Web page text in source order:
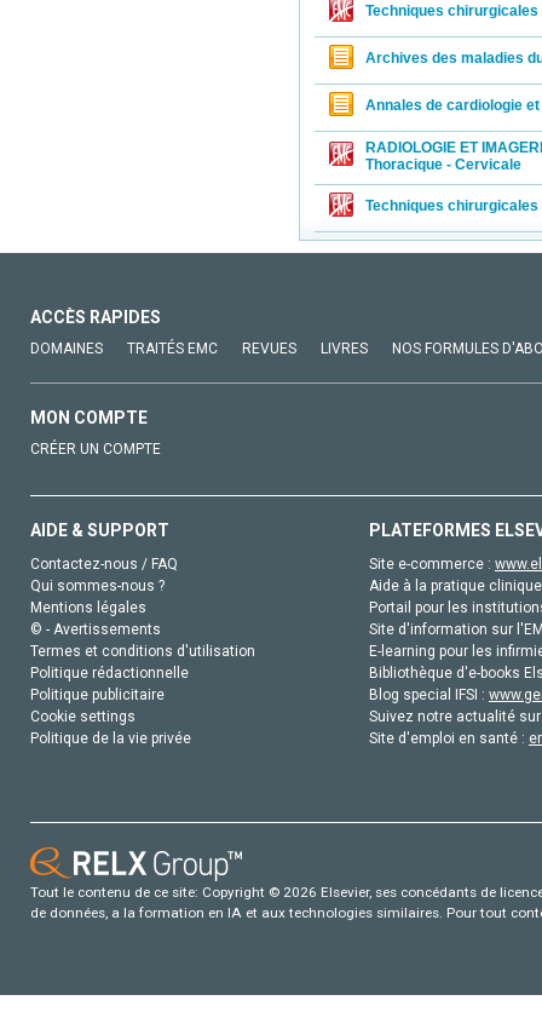
Techniques
Archives des maladies
Annales de cardiologie
RADIOLOGIE ET
Thoracique - Cervicale
Techniques chirurgicales
ACCÈS RAPIDES
DOMAINES TRAITÉS EMC REVUES LIVRES NOS FORMULES
MON COMPTE
CRÉER UN COMPTE
AIDE & SUPPORT
Contactez-nous / FAQ
Qui sommes-nous ?
Mentions légales
© - Avertissements
Termes et conditions d'utilisation
Politique rédactionnelle
Politique publicitaire
Cookie settings
Politique de la vie privée
PLATEFORMES
Site e-commerce :
Aide à la pratique
Portail pour les
Site d'information sur
E-learning pour les
Bibliothèque d'e-books
Blog special IFSI :
Suivez notre actualité
Site d'emploi en santé :
Tout le contenu de ce site: Copyright © 2026 Elsevier, ses concédants de
de données, a la formation en IA et aux technologies similaires. Pour tout